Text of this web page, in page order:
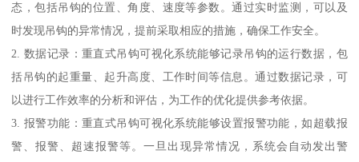
态，包括吊钩的位置、角度、速度等参数。通过实时监测，可以及
时发现吊钩的异常情况，提前采取相应的措施，确保工作安全。
2. 数据记录：重直式吊钩可视化系统能够记录吊钩的运行数据，包
括吊钩的起重量、起升高度、工作时间等信息。通过数据记录，可
以进行工作效率的分析和评估，为工作的优化提供参考依据。
3. 报警功能：重直式吊钩可视化系统能够设置报警功能，如超载报
警、报警、超速报警等。一旦出现异常情况，系统会自动发出警